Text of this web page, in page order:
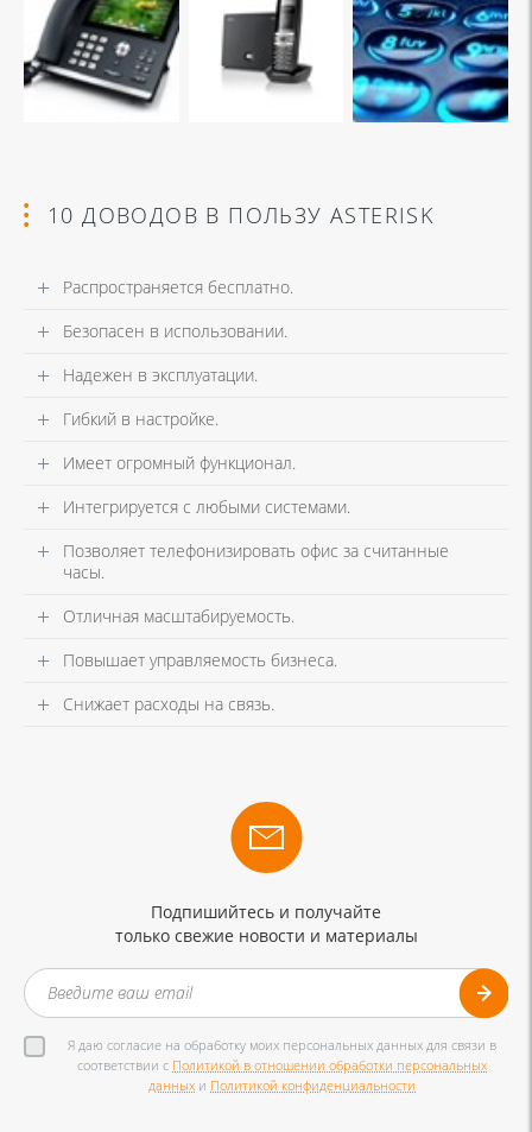
10 ДОВОДОВ В ПОЛЬЗУ ASTERISK
Распространяется бесплатно.
Безопасен в использовании.
Надежен в эксплуатации.
Гибкий в настройке.
Имеет огромный функционал.
Интегрируется с любыми системами.
Позволяет телефонизировать офис за считанные
часы.
Отличная масштабируемость.
Повышает управляемость бизнеса.
Снижает расходы на связь.
Подпишийтесь и получайте
только свежие новости и материалы
Я даю согласие на обработку моих персональных данных для связи в
соответствии с Политикой в отношении обработки персональных
данных и Политикой конфиденциальности